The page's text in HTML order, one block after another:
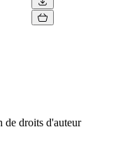
de droits d'auteur